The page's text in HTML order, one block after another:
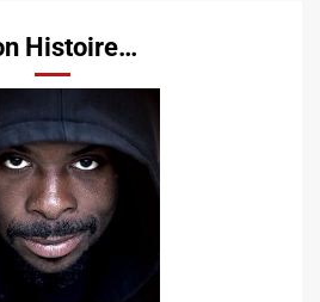
Histoire…